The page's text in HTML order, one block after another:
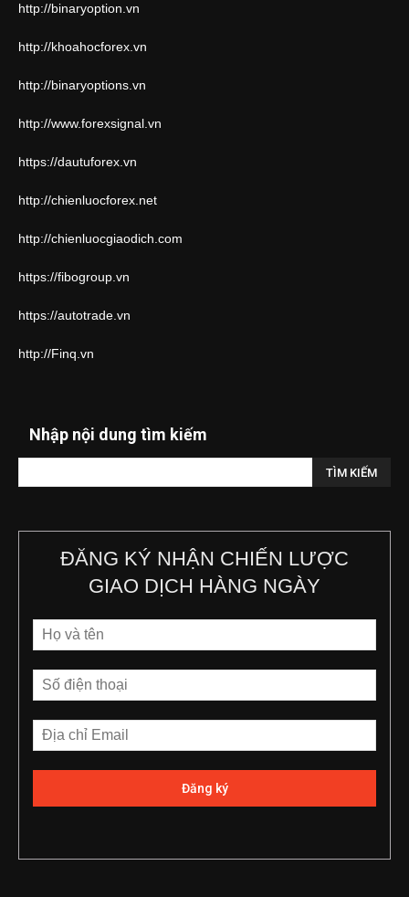
http://binaryoption.vn
http://khoahocforex.vn
http://binaryoptions.vn
http://www.forexsignal.vn
https://dautuforex.vn
http://chienluocforex.net
http://chienluocgiaodich.com
https://fibogroup.vn
https://autotrade.vn
http://Finq.vn
Nhập nội dung tìm kiếm
ĐĂNG KÝ NHẬN CHIẾN LƯỢC
GIAO DỊCH HÀNG NGÀY